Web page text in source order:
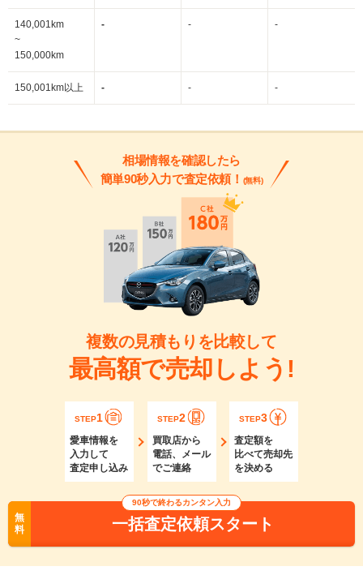
140,001km
~
150,000km
- - -
150,001km以上 - - -
相場情報を確認したら
簡単90秒入力で査定依頼！ (無料)
複数の見積もりを比較して
最高額で売却しよう!
STEP1
愛車情報を
入力して
査定申し込み
STEP2
買取店から
電話、メール
でご連絡
STEP3
査定額を
比べて売却先
を決める
無
料
90秒で終わるカンタン入力
一括査定依頼スタート